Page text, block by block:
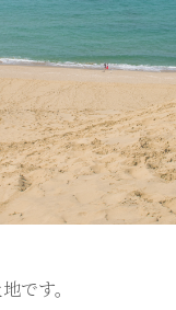
です。